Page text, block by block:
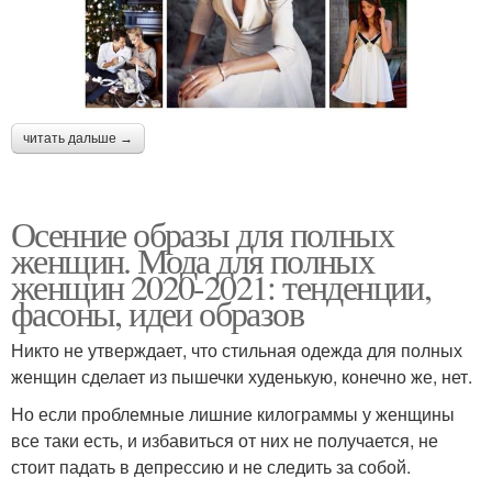
читать дальше →
Осенние образы для полных
женщин. Мода для полных
женщин 2020-2021: тенденции,
фасоны, идеи образов
Никто не утверждает, что стильная одежда для полных
женщин сделает из пышечки худенькую, конечно же, нет.
Но если проблемные лишние килограммы у женщины
все таки есть, и избавиться от них не получается, не
стоит падать в депрессию и не следить за собой.